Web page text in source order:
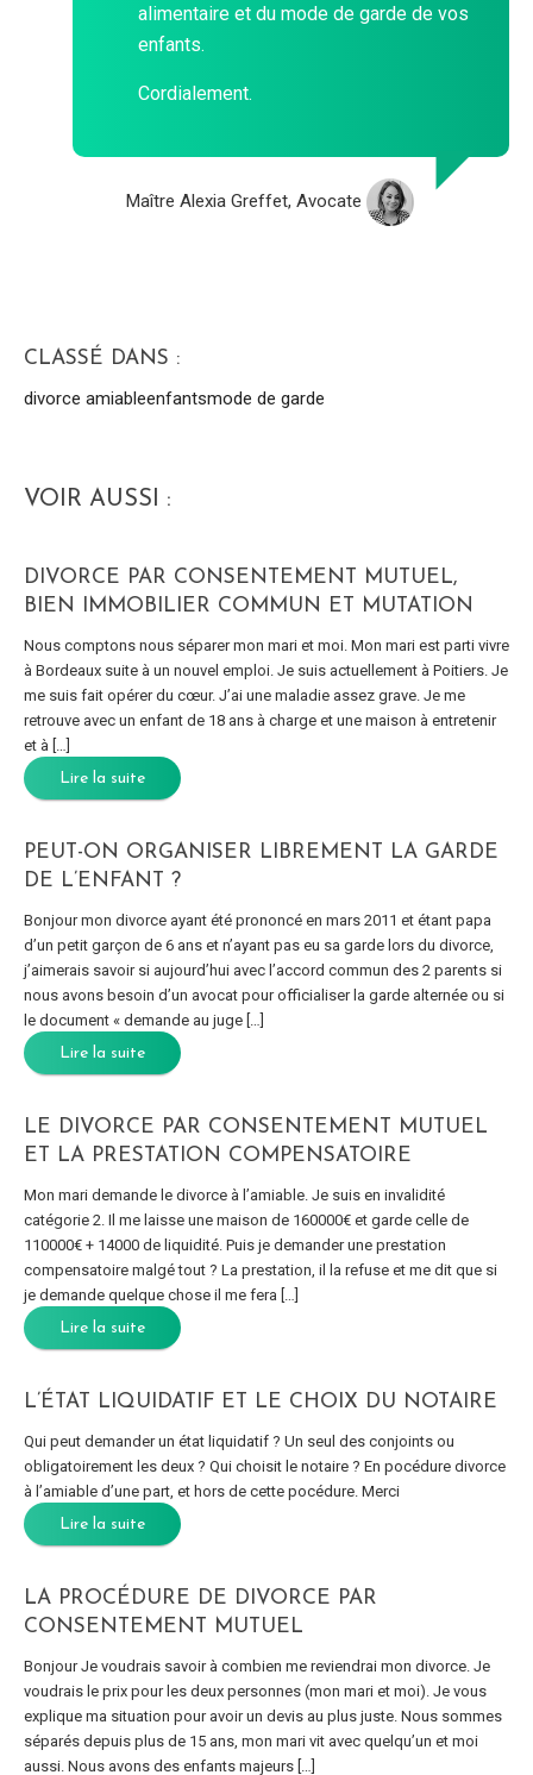
alimentaire et du mode de garde de vos
enfants.
Cordialement.
Maître Alexia Greffet, Avocate
CLASSÉ DANS :
divorce amiableenfantsmode de garde
VOIR AUSSI :
DIVORCE PAR CONSENTEMENT MUTUEL,
BIEN IMMOBILIER COMMUN ET MUTATION
Nous comptons nous séparer mon mari et moi. Mon mari est parti vivre
à Bordeaux suite à un nouvel emploi. Je suis actuellement à Poitiers. Je
me suis fait opérer du cœur. J’ai une maladie assez grave. Je me
retrouve avec un enfant de 18 ans à charge et une maison à entretenir
et à […]
Lire la suite
PEUT-ON ORGANISER LIBREMENT LA GARDE
DE L’ENFANT ?
Bonjour mon divorce ayant été prononcé en mars 2011 et étant papa
d’un petit garçon de 6 ans et n’ayant pas eu sa garde lors du divorce,
j’aimerais savoir si aujourd’hui avec l’accord commun des 2 parents si
nous avons besoin d’un avocat pour officialiser la garde alternée ou si
le document « demande au juge […]
Lire la suite
LE DIVORCE PAR CONSENTEMENT MUTUEL
ET LA PRESTATION COMPENSATOIRE
Mon mari demande le divorce à l’amiable. Je suis en invalidité
catégorie 2. Il me laisse une maison de 160000€ et garde celle de
110000€ + 14000 de liquidité. Puis je demander une prestation
compensatoire malgé tout ? La prestation, il la refuse et me dit que si
je demande quelque chose il me fera […]
Lire la suite
L’ÉTAT LIQUIDATIF ET LE CHOIX DU NOTAIRE
Qui peut demander un état liquidatif ? Un seul des conjoints ou
obligatoirement les deux ? Qui choisit le notaire ? En pocédure divorce
à l’amiable d’une part, et hors de cette pocédure. Merci
Lire la suite
LA PROCÉDURE DE DIVORCE PAR
CONSENTEMENT MUTUEL
Bonjour Je voudrais savoir à combien me reviendrai mon divorce. Je
voudrais le prix pour les deux personnes (mon mari et moi). Je vous
explique ma situation pour avoir un devis au plus juste. Nous sommes
séparés depuis plus de 15 ans, mon mari vit avec quelqu’un et moi
aussi. Nous avons des enfants majeurs […]